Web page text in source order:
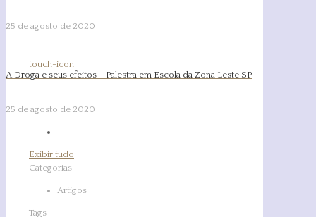
25 de agosto de 2020
A Droga e seus efeitos – Palestra em Escola da Zona Leste SP
25 de agosto de 2020
Exibir tudo
Categorias
Artigos
Tags